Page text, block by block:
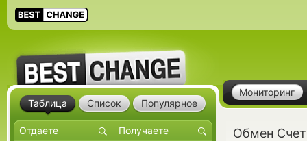
Мониторинг
Обмен Счет
Таблица Список Популярное